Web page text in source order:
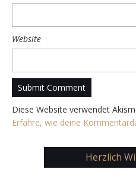
Website
Diese Website verwendet
Erfahre, wie deine
Herzlich